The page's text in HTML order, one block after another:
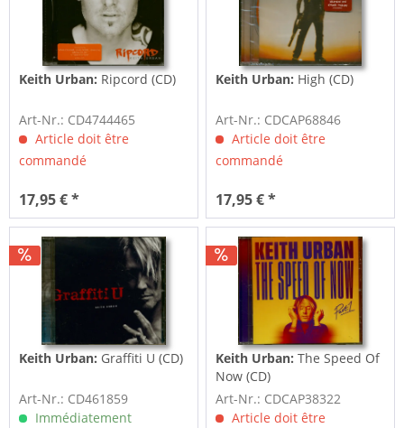
Keith Urban: Ripcord (CD)
Art-Nr.: CD4744465
Article doit être
commandé
17,95 € *
Keith Urban: High (CD)
Art-Nr.: CDCAP68846
Article doit être
commandé
17,95 € *
Keith Urban: Graffiti U (CD)
Art-Nr.: CD461859
Immédiatement
Keith Urban:The Speed Of
Now (CD)
Art-Nr.: CDCAP38322
Article doit être